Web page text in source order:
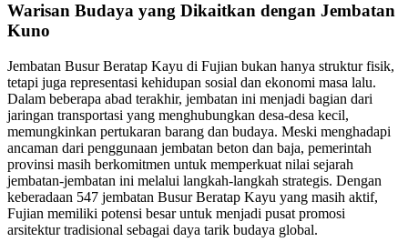
Warisan Budaya yang Dikaitkan dengan Jembatan
Kuno
Jembatan Busur Beratap Kayu di Fujian bukan hanya struktur fisik,
tetapi juga representasi kehidupan sosial dan ekonomi masa lalu.
Dalam beberapa abad terakhir, jembatan ini menjadi bagian dari
jaringan transportasi yang menghubungkan desa-desa kecil,
memungkinkan pertukaran barang dan budaya. Meski menghadapi
ancaman dari penggunaan jembatan beton dan baja, pemerintah
provinsi masih berkomitmen untuk memperkuat nilai sejarah
jembatan-jembatan ini melalui langkah-langkah strategis. Dengan
keberadaan 547 jembatan Busur Beratap Kayu yang masih aktif,
Fujian memiliki potensi besar untuk menjadi pusat promosi
arsitektur tradisional sebagai daya tarik budaya global.